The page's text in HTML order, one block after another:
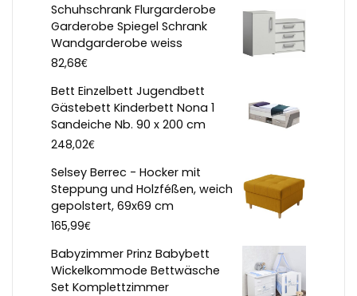
Schuhschrank Flurgarderobe
Garderobe Spiegel Schrank
Wandgarderobe weiss
82,68€
Bett Einzelbett Jugendbett
Gästebett Kinderbett Nona 1
Sandeiche Nb. 90 x 200 cm
248,02€
Selsey Berrec - Hocker mit
Steppung und Holzféßen, weich
gepolstert, 69x69 cm
165,99€
Babyzimmer Prinz Babybett
Wickelkommode Bettwäsche
Set Komplettzimmer